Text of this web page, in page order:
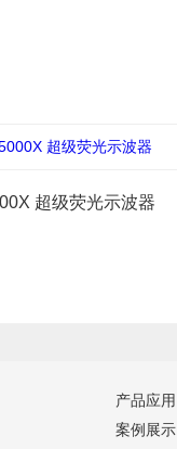
超级荧光示波器
产品应用
案例展示